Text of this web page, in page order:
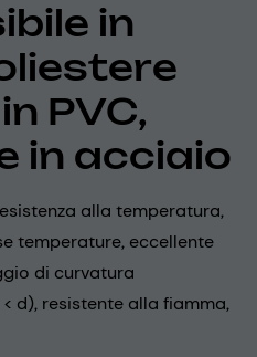
in
PVC,
in acciaio
alla temperatura,
temperature, eccellente
di curvatura
d), resistente alla fiamma,